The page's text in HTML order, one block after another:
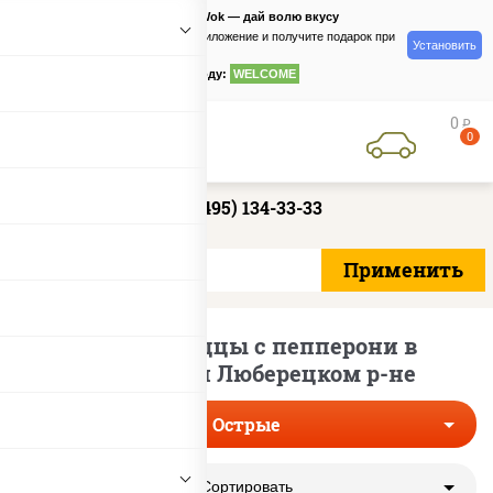
PizzaSushiWok — дай волю вкусу
Скачайте приложение и получите подарок при
по промокоду: WELCOME
Установить
0 руб
0
+7 (495) 134-33-33
Острые пиццы с пепперони в
Люберцах и Люберецком р-не
Острые
Сортировать